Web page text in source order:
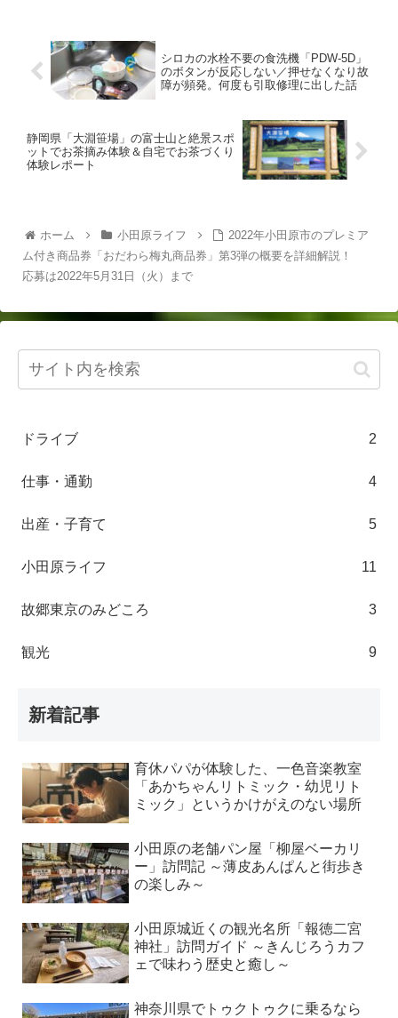
シロカの水栓不要の食洗機「PDW-5D」
のボタンが反応しない／押せなくなり故
障が頻発。何度も引取修理に出した話
静岡県「大淵笹場」の富士山と絶景スポ
ットでお茶摘み体験＆自宅でお茶づくり
体験レポート
ホーム 小田原ライフ
2022年小田原市のプレミア
ム付き商品券「おだわら梅丸商品券」第3弾の概要を詳細解説！
応募は2022年5月31日（火）まで
ドライブ 2
仕事・通勤 4
出産・子育て 5
小田原ライフ 11
故郷東京のみどころ 3
観光 9
新着記事
育休パパが体験した、一色音楽教室
「あかちゃんリトミック・幼児リト
ミック」というかけがえのない場所
小田原の老舗パン屋「柳屋ベーカリ
ー」訪問記 ～薄皮あんぱんと街歩き
の楽しみ～
小田原城近くの観光名所「報徳二宮
神社」訪問ガイド ～きんじろうカフ
ェで味わう歴史と癒し～
神奈川県でトゥクトゥクに乗るなら